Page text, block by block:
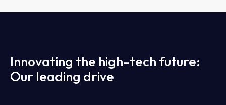
Innovating the high-tech future:
Our leading drive